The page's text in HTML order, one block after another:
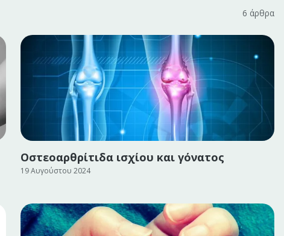
6 άρθρα
Οστεοαρθρίτιδα ισχίου και γόνατος
19 Αυγούστου 2024